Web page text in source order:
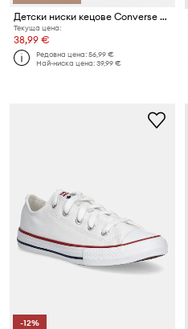
Детски ниски кецове Converse CHUCK TAYLOR ALL STAR 2V
Текуща цена:
38,99 €
Редовна цена:56,99 €
Най-ниска цена:39,99 €
-12%